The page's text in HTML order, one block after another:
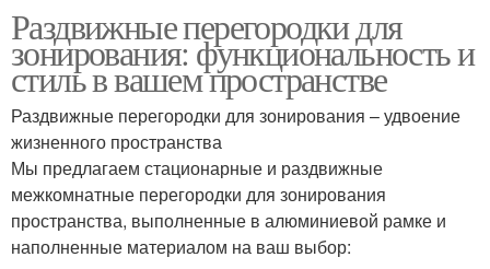
Раздвижные перегородки для
зонирования: функциональность и
стиль в вашем пространстве
Раздвижные перегородки для зонирования – удвоение
жизненного пространства
Мы предлагаем стационарные и раздвижные
межкомнатные перегородки для зонирования
пространства, выполненные в алюминиевой рамке и
наполненные материалом на ваш выбор: